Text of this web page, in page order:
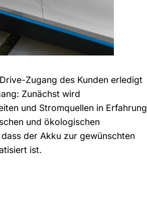
Zugang des Kunden erledigt
Zunächst wird
und Stromquellen in Erfahrung
und ökologischen
der Akku zur gewünschten
ist.